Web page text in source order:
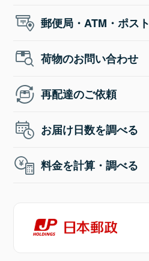
郵便局・ATM・ポス
荷物のお問い合わせ
再配達のご依頼
お届け日数を調べる
料金を計算・調べる